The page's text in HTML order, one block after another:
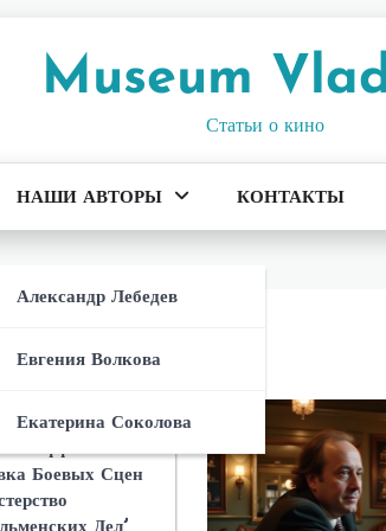
Museum
Статьи о кино
И
В
Дел’:
Дел’:
Ли Сиквел
Дел’
И Создание
Эффекты И
Боевых Сцен
Дел’
НАШИ АВТОРЫ
Александр Лебедев
Евгения Волкова
Екатерина Соколова
КОНТАКТЫ